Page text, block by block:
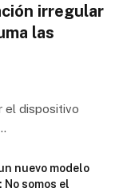
irregular
las
el dispositivo
nuevo modelo
somos el